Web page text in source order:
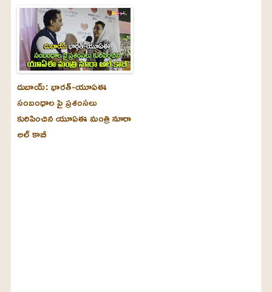
దుబాయ్‌: భారత్-యూఏఈ
సంబంధాల పై ప్రశంసలు
కురిపించిన యూఏఈ మంత్రి నూరా
అల్‌ కాబీ